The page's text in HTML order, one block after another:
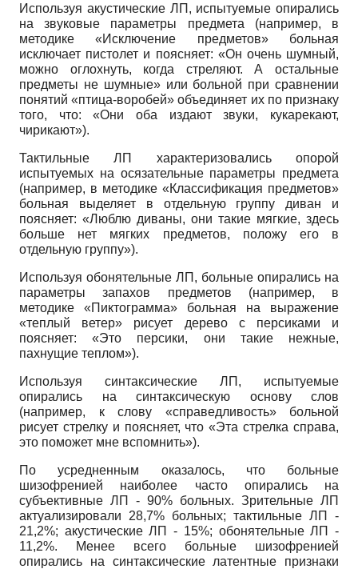
Используя акустические ЛП, испытуемые опирались
на звуковые параметры предмета (например, в
методике «Исключение предметов» больная
исключает пистолет и поясняет: «Он очень шумный,
можно оглохнуть, когда стреляют. А остальные
предметы не шумные» или больной при сравнении
понятий «птица-воробей» объединяет их по признаку
того, что: «Они оба издают звуки, кукарекают,
чирикают»).
Тактильные ЛП характеризовались опорой
испытуемых на осязательные параметры предмета
(например, в методике «Классификация предметов»
больная выделяет в отдельную группу диван и
поясняет: «Люблю диваны, они такие мягкие, здесь
больше нет мягких предметов, положу его в
отдельную группу»).
Используя обонятельные ЛП, больные опирались на
параметры запахов предметов (например, в
методике «Пиктограмма» больная на выражение
«теплый ветер» рисует дерево с персиками и
поясняет: «Это персики, они такие нежные,
пахнущие теплом»).
Используя синтаксические ЛП, испытуемые
опирались на синтаксическую основу слов
(например, к слову «справедливость» больной
рисует стрелку и поясняет, что «Эта стрелка справа,
это поможет мне вспомнить»).
По усредненным оказалось, что больные
шизофренией наиболее часто опирались на
субъективные ЛП - 90% больных. Зрительные ЛП
актуализировали 28,7% больных; тактильные ЛП -
21,2%; акустические ЛП - 15%; обонятельные ЛП -
11,2%. Менее всего больные шизофренией
опирались на синтаксические латентные признаки